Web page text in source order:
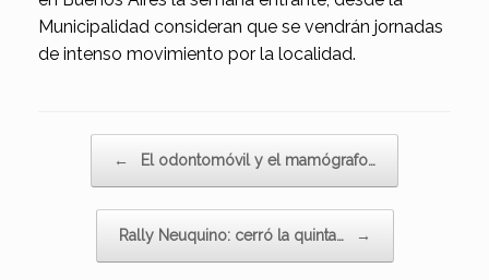
Municipalidad consideran que se vendrán jornadas
de intenso movimiento por la localidad.
← El odontomóvil y el mamógrafo…
Rally Neuquino: cerró la quinta… →